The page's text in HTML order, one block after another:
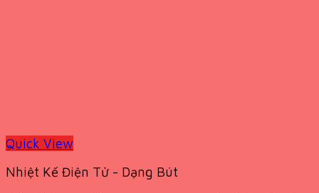
Quick View
Nhiệt Kế Điện Tử - Dạng Bút